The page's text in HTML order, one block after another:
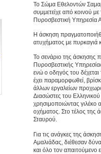
Το Σώμα Εθελοντών
συμμετείχε από κοινού
Πυροσβεστική Υπηρεσία
Η άσκηση
ατυχήματος με πυρκαγιά
Το σενάριο της άσκησης
Πυροσβεστικής
ενώ ο οδηγός του
έχει παραμορφωθεί,
άλλων εργαλείων
Διασώστες του
χρησιμοποιώντας γιλέκο
οχήματος. Στο τέλος της
Σταυρού.
Για τις ανάγκες της
Αμαλιάδας, διέθεσαν
και όλο τον απαιτούμενο